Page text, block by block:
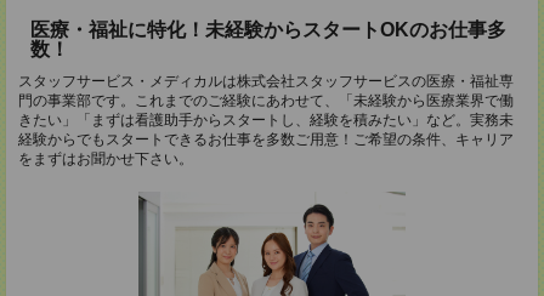
医療・福祉に特化！未経験からスタートOKのお仕事多
数！
スタッフサービス・メディカルは株式会社スタッフサービスの医療・福祉専
門の事業部です。これまでのご経験にあわせて、「未経験から医療業界で働
きたい」「まずは看護助手からスタートし、経験を積みたい」など。実務未
経験からでもスタートできるお仕事を多数ご用意！ご希望の条件、キャリア
をまずはお聞かせ下さい。